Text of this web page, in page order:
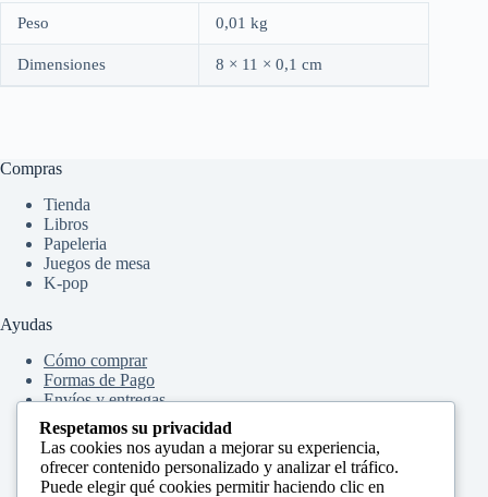
Peso 0,01 kg
Dimensiones 8 × 11 × 0,1 cm
Compras
Tienda
Libros
Papeleria
Juegos de mesa
K-pop
Ayudas
Cómo comprar
Formas de Pago
Envíos y entregas
Cambios y devoluciones
Preguntas frecuentes
Mi cuenta
Carrito
Respetamos su privacidad
Las cookies nos ayudan a mejorar su experiencia,
ofrecer contenido personalizado y analizar el tráfico.
Puede elegir qué cookies permitir haciendo clic en